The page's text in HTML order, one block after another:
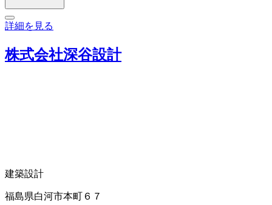
詳細を見る
株式会社深谷設計
建築設計
福島県白河市本町６７